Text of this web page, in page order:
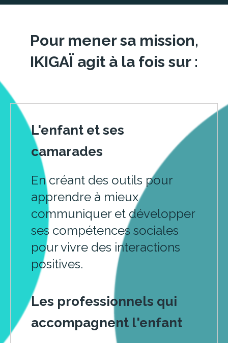
Pour mener sa mission,
IKIGAÏ agit à la fois sur :
L'enfant et ses
camarades
En créant des outils pour
apprendre à mieux
communiquer et développer
ses compétences sociales
pour vivre des interactions
positives.
Les professionnels qui
accompagnent l'enfant